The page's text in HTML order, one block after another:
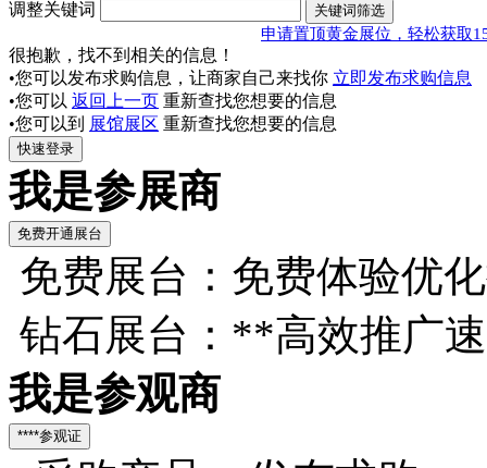
调整关键词
申请置顶黄金展位，轻松获取
很抱歉，找不到相关的信息！
•您可以发布求购信息，让商家自己来找你 立即发布求购信息
•您可以 返回上一页 重新查找您想要的信息
•您可以到 展馆展区 重新查找您想要的信息
我是参展商
免费展台：免费体验优
钻石展台：**高效推广
我是参观商